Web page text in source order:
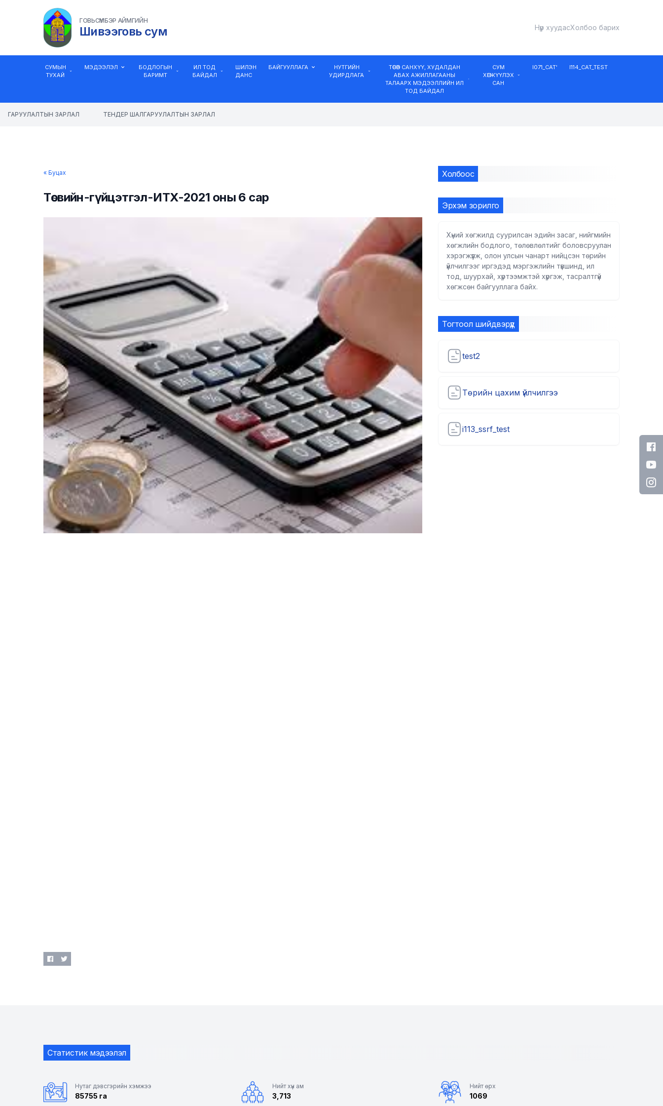
ГОВЬСҮМБЭР АЙМГИЙН
Шивээговь сум Нүүр хуудасХолбоо барих
СУМЫН
ТУХАЙ
МЭДЭЭЛЭЛ
БОДЛОГЫН
БАРИМТ
ИЛ ТОД
БАЙДАЛ
ШИЛЭН
ДАНС
БАЙГУУЛЛАГА
НУТГИЙН
УДИРДЛАГА
ТӨСӨВ САНХҮҮ, ХУДАЛДАН
АВАХ АЖИЛЛАГААНЫ
ТАЛААРХ МЭДЭЭЛЛИЙН ИЛ
ТОД БАЙДАЛ
СУМ
ХӨГЖҮҮЛЭХ
САН
I071_CAT' I114_CAT_TEST
ЗАРЛАЛ ТЕНДЕР ШАЛГАРУУЛАЛТЫН ЗАРЛАЛ
« Буцах
Төсвийн-гүйцэтгэл-ИТХ-2021 оны 6 сар
Холбоос
Эрхэм зорилго
Хүний хөгжилд суурилсан эдийн засаг, нийгмийн
хөгжлийн бодлого, төлөвлөлтийг боловсруулан
хэрэгжүүлж, олон улсын чанарт нийцсэн төрийн
үйлчилгээг иргэдэд мэргэжлийн түвшинд, ил
тод, шуурхай, хүртээмжтэй хүргэж, тасралтгүй
хөгжсөн байгууллага байх.
Тогтоол шийдвэрүүд
test2
Төрийн цахим үйлчилгээ
i113_ssrf_test
Статистик мэдээлэл
Нутаг дэвсгэрийн хэмжээ
85755 га
Нийт хүн ам
3,713
Нийт өрх
1069